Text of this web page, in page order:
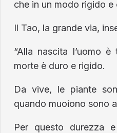
che in un modo rigido e
Il Tao, la grande via,
“Alla nascita l’uomo
morte è duro e rigido.
Da vive, le piante
quando muoiono sono
Per questo durezza